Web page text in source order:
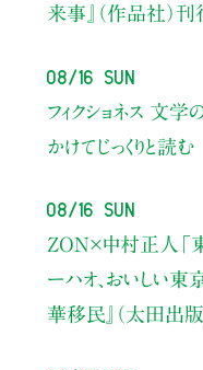
来事』（作品社）
08/16 Sun
フィクショネス 文学
かけてじっくりと読む
08/16 Sun
ZON×中村正人
ーハオ、おいしい東
華移民』（太田出